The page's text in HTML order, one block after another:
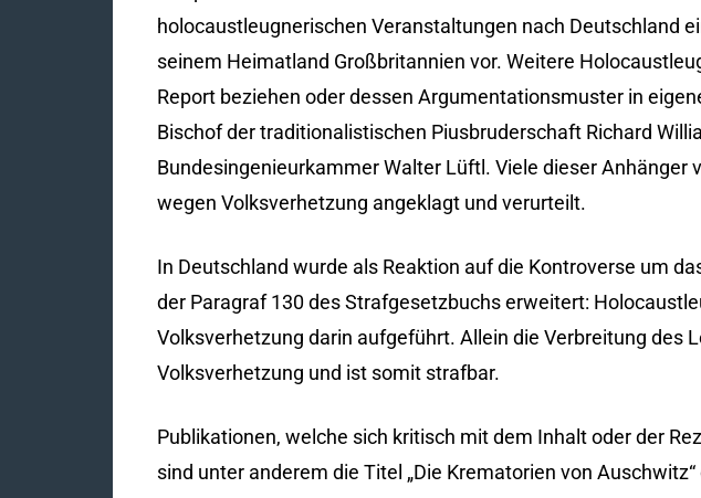
holocaustleugnerischen Veranstaltungen nach Deutschland
seinem Heimatland Großbritannien vor. Weitere
Report beziehen oder dessen Argumentationsmuster in
Bischof der traditionalistischen Piusbruderschaft Richard
Bundesingenieurkammer Walter Lüftl. Viele dieser
wegen Volksverhetzung angeklagt und verurteilt.
In Deutschland wurde als Reaktion auf die Kontroverse um
der Paragraf 130 des Strafgesetzbuchs erweitert:
Volksverhetzung darin aufgeführt. Allein die Verbreitung des
Volksverhetzung und ist somit strafbar.
Publikationen, welche sich kritisch mit dem Inhalt oder der
sind unter anderem die Titel „Die Krematorien von